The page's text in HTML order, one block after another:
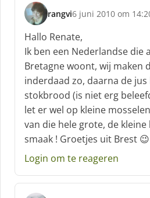
rangvi
s
c
h
r
e
e
f
:
6 juni 2010 om
Hallo Renate,
Ik ben een Nederlandse die
Bretagne woont, wij maken
inderdaad zo, daarna de
stokbrood (is niet erg
let er wel op kleine
van die hele grote, de
smaak ! Groetjes uit Brest 😉
Login om te reageren